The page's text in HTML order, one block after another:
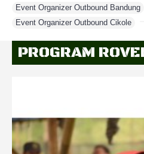
Event Organizer Outbound Bandung
Event Organizer Outbound Cikole
PROGRAM